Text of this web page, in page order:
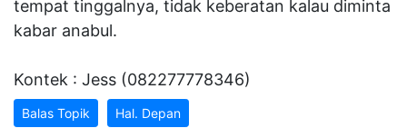
tempat tinggalnya, tidak keberatan kalau diminta
kabar anabul.
Kontek : Jess (082277778346)
Balas Topik Hal. Depan